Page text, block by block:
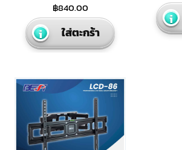
฿840.00
ใส่ตะกร้า